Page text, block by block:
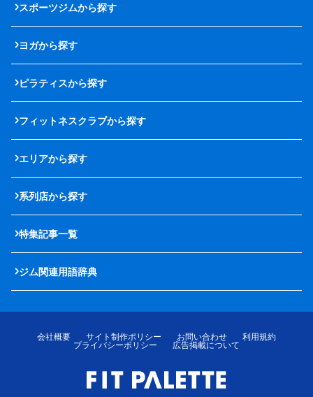
スポーツジムから探す
ヨガから探す
ピラティスから探す
フィットネスクラブから探す
エリアから探す
系列店から探す
特集記事一覧
ジム関連用語辞典
会社概要 サイト制作ポリシー お問い合わせ
利用規約
プライバシーポリシー
広告掲載について